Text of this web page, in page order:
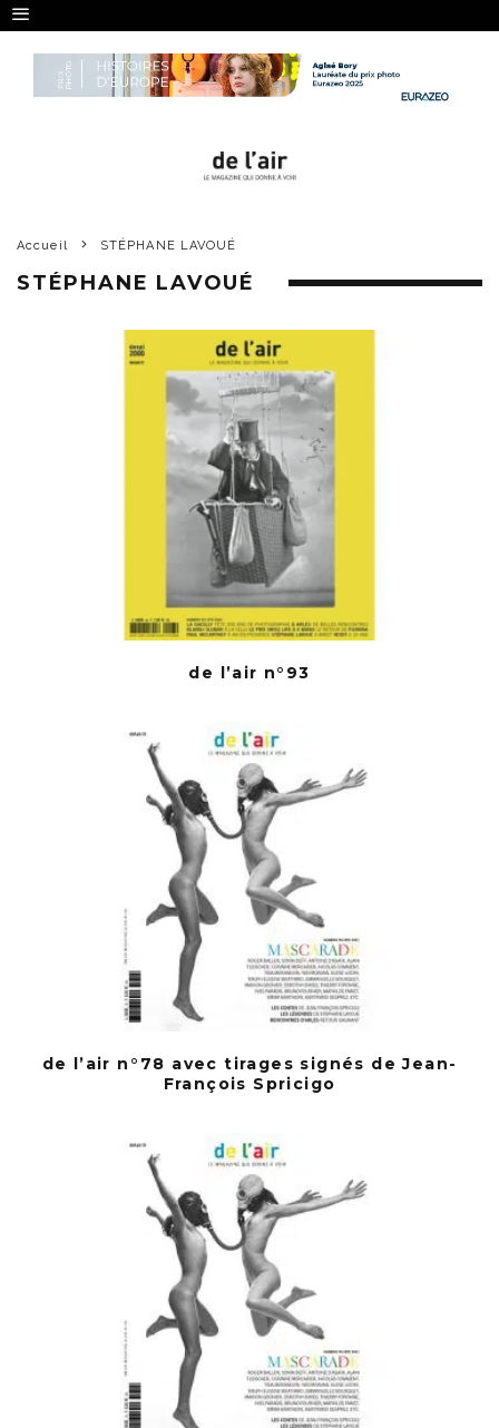
Accueil STÉPHANE LAVOUÉ
STÉPHANE LAVOUÉ
de l’air n°93
de l’air n°78 avec tirages signés de Jean-
François Spricigo